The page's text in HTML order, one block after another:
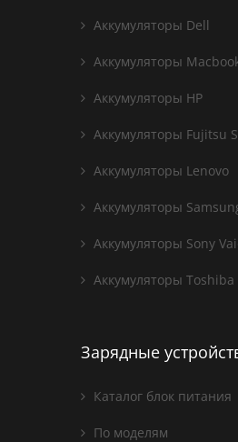
Аккумуляторы Dell
Аккумуляторы
Аккумуляторы HP
Аккумуляторы Fujitsu
Аккумуляторы Lenovo
Аккумуляторы
Аккумуляторы Sony
Аккумуляторы Toshiba
Зарядные
Каталог блок питания
По моделям